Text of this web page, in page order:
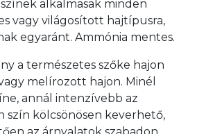
alkalmasak minden
vagy világosított hajtípusra,
egyaránt. Ammónia mentes.
a természetes szőke hajon
melírozott hajon. Minél
annál intenzívebb az
szín kölcsönösen keverhető,